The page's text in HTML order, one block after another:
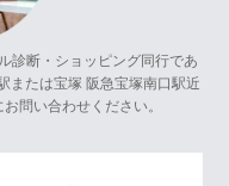
診断・ショッピング同行であ
または宝塚 阪急宝塚南口駅近
問い合わせください。